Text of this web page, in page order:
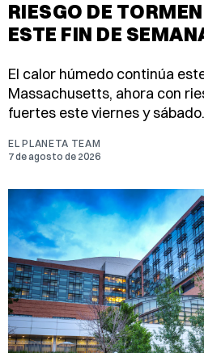
RIESGO DE
ESTE FIN DE
El calor húmedo continúa
Massachusetts, ahora con
fuertes este viernes y sábado.
EL PLANETA TEAM
7 de agosto de 2026